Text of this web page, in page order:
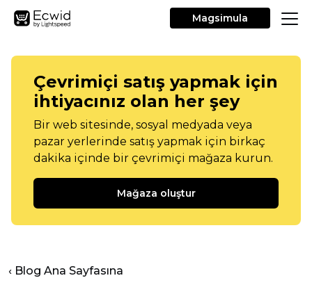
Magsimula
Çevrimiçi satış yapmak için
ihtiyacınız olan her şey
Bir web sitesinde, sosyal medyada veya
pazar yerlerinde satış yapmak için birkaç
dakika içinde bir çevrimiçi mağaza kurun.
Mağaza oluştur
‹ Blog Ana Sayfasına